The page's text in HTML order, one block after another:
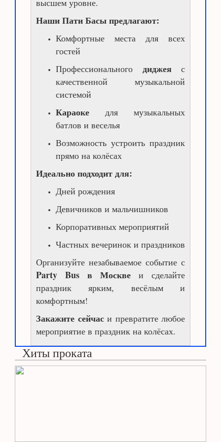
высшем уровне.
Наши Пати Басы предлагают:
Комфортные места для всех
гостей
Профессионального диджеяс
качественной музыкальной
системой
Караоке для музыкальных
батлов и веселья
Возможность устроить праздник
прямо на колёсах
Идеально подходит для:
Дней рождения
Девичников и мальчишников
Корпоративных мероприятий
Частных вечеринок и праздников
Организуйте незабываемое событие с
Party Bus в Москве и сделайте
праздник ярким, весёлым и
комфортным!
Закажите сейчаси превратите любое
мероприятие в праздник на колёсах.
Хиты проката